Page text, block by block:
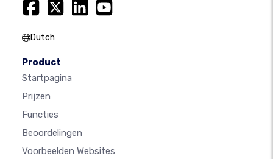
Dutch
Product
Startpagina
Prijzen
Functies
Beoordelingen
Voorbeelden Websites